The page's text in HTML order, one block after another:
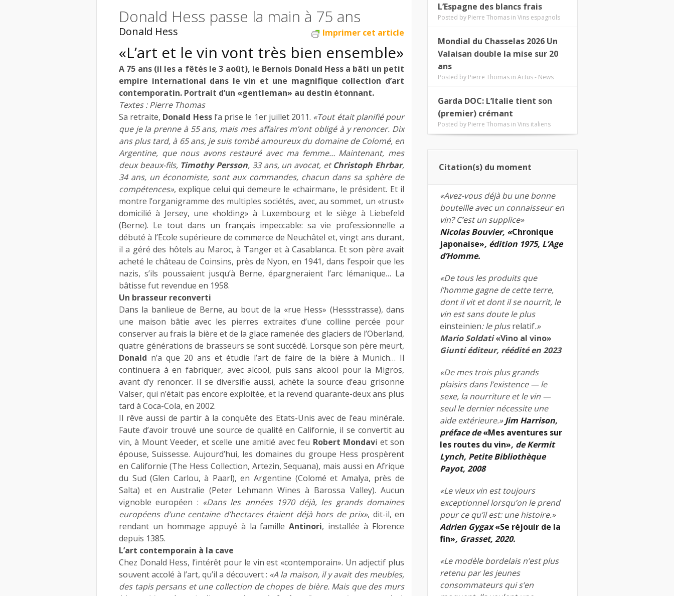
Donald Hess passe la main à 75 ans
Imprimer cet article
Donald Hess
«L’art et le vin vont très bien ensemble»
A 75 ans (il les a fêtés le 3 août), le Bernois Donald Hess a bâti un petit
empire international dans le vin et une magnifique collection d’art
contemporatin. Portrait d’un «gentleman» au destin étonnant.
Textes : Pierre Thomas
Sa retraite, Donald Hessl’a prise le 1er juillet 2011. «Tout était planifié pour
que je la prenne à 55 ans, mais mes affaires m’ont obligé à y renoncer. Dix
ans plus tard, à 65 ans, je suis tombé amoureux du domaine de Colomé, en
Argentine, que nous avons restauré avec ma femme… Maintenant, mes
deux beaux-fils, Timothy Persson, 33 ans, un avocat, etChristoph Ehrbar,
34 ans, un économiste, sont aux commandes, chacun dans sa sphère de
compétences», explique celui qui demeure le «chairman», le président. Et il
montre l’organigramme des multiples sociétés, avec, au sommet, un «trust»
domicilié à Jersey, une «holding» à Luxembourg et le siège à Liebefeld
(Berne). Le tout dans un français impeccable: sa vie professionnelle a
débuté à l’Ecole supérieure de commerce de Neuchâtel et, vingt ans durant,
il a géré des hôtels au Maroc, à Tanger et à Casablanca. Et son père avait
acheté le château de Coinsins, près de Nyon, en 1941, dans l’espoir que les
nazis, s’ils poussaient jusqu’à Berne, épargneraient l’arc lémanique… La
bâtisse fut revendue en 1958.
Un brasseur reconverti
Dans la banlieue de Berne, au bout de la «rue Hess» (Hessstrasse), dans
une maison bâtie avec les pierres extraites d’une colline percée pour
conserver au frais la bière et de la glace ramenée des glaciers de l’Oberland,
quatre générations de brasseurs se sont succédé. Lorsque son père meurt,
Donald n’a que 20 ans et étudie l’art de faire de la bière à Munich… Il
continuera à en fabriquer, avec alcool, puis sans alcool pour la Migros,
avant d’y renoncer. Il se diversifie aussi, achète la source d’eau grisonne
Valser, qui n’était pas encore exploitée, et la revend quarante-deux ans plus
tard à Coca-Cola, en 2002.
Il rêve aussi de partir à la conquête des Etats-Unis avec de l’eau minérale.
Faute d’avoir trouvé une source de qualité en Californie, il se convertit au
vin, à Mount Veeder, et scelle une amitié avec feu Robert Mondavi et son
épouse, Suissesse. Aujourd’hui, les domaines du groupe Hess prospèrent
en Californie (The Hess Collection, Artezin, Sequana), mais aussi en Afrique
du Sud (Glen Carlou, à Paarl), en Argentine (Colomé et Amalya, près de
Salta) et en Australie (Peter Lehmann Wines à Barossa Valley). Aucun
vignoble européen : «Dans les années 1970 déjà, les grands domaines
européens d’une centaine d’hectares étaient déjà hors de prix», dit-il, en
rendant un hommage appuyé à la familleAntinori, installée à Florence
depuis 1385.
L’art contemporain à la cave
Chez Donald Hess, l’intérêt pour le vin est «contemporain». Un adjectif plus
souvent accolé à l’art, qu’il a découvert : «A la maison, il y avait des meubles,
des tapis persans et une collection de chopes de bière. Mais que des murs
L’Espagne des blancs frais
Posted by Pierre Thomas in Vins espagnols
Mondial du Chasselas 2026 Un
Valaisan double la mise sur 20
ans
Posted by Pierre Thomas in Actus - News
Garda DOC: L’Italie tient son
(premier) crémant
Posted by Pierre Thomas in Vins italiens
Citation(s) du moment
«Avez-vous déjà bu une bonne
bouteille avec un connaisseur en
vin? C’est un supplice»
Nicolas Bouvier, «Chronique
japonaise», édition 1975, L’Age
d’Homme.
«De tous les produits que
l’homme gagne de cette terre,
dont il vit et dont il se nourrit, le
vin est sans doute le plus
einsteinien: le plusrelatif.»
Mario Soldati«Vino al vino»
Giunti éditeur, réédité en 2023
«De mes trois plus grands
plaisirs dans l’existence — le
sexe, la nourriture et le vin —
seul le dernier nécessite une
aide extérieure.»Jim Harrison,
préface de«Mes aventures sur
les routes du vin», de Kermit
Lynch, Petite Bibliothèque
Payot, 2008
«Le vieux vin est toujours
exceptionnel lorsqu’on le prend
pour ce qu’il est: une histoire.»
Adrien Gygax«Se réjouir de la
fin», Grasset, 2020.
«Le modèle bordelais n’est plus
retenu par les jeunes
consommateurs qui s’en